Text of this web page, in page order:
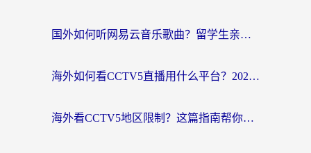
国外如何听网易云音乐歌曲？留学生亲测有效的回国加速方案
海外如何看CCTV5直播用什么平台？2026最新指南：看欧洲杯、中超、奥运不再卡
海外看CCTV5地区限制？这篇指南帮你流畅看欧洲杯、NBA还听中文解说